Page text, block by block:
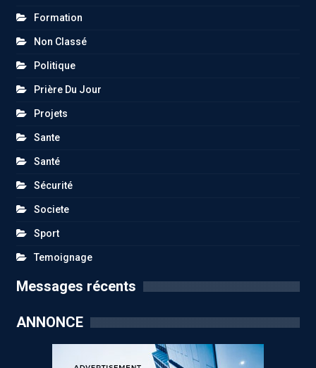
Formation
Non Classé
Politique
Prière Du Jour
Projets
Sante
Santé
Sécurité
Societe
Sport
Temoignage
Messages récents
ANNONCE